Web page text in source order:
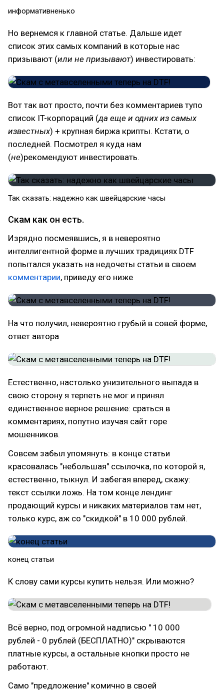
информативненько
Но вернемся к главной статье. Дальше идет
список этих самых компаний в которые нас
призывают (или не призывают) инвестировать:
Вот так вот просто, почти без комментариев тупо
список IT-корпораций (да еще и одних из самых
известных) + крупная биржа крипты. Кстати, о
последней. Посмотрел я куда нам
(не)рекомендуют инвестировать.
Так сказать: надежно как швейцарские часы
Скам как он есть.
Изрядно посмеявшись, я в невероятно
интеллигентной форме в лучших традициях DTF
попытался указать на недочеты статьи в своем
комментарии, приведу его ниже
На что получил, невероятно грубый в совей форме,
ответ автора
Естественно, настолько унизительного выпада в
свою сторону я терпеть не мог и принял
единственное верное решение: сраться в
комментариях, попутно изучая сайт горе
мошенников.
Совсем забыл упомянуть: в конце статьи
красовалась "небольшая" ссылочка, по которой я,
естественно, тыкнул. И забегая вперед, скажу:
текст ссылки ложь. На том конце лендинг
продающий курсы и никаких материалов там нет,
только курс, аж со "скидкой" в 10 000 рублей.
конец статьи
К слову сами курсы купить нельзя. Или можно?
Всё верно, под огромной надписью " 10 000
рублей - 0 рублей (БЕСПЛАТНО)" скрываются
платные курсы, а остальные кнопки просто не
работают.
Само "предложение" комично в своей